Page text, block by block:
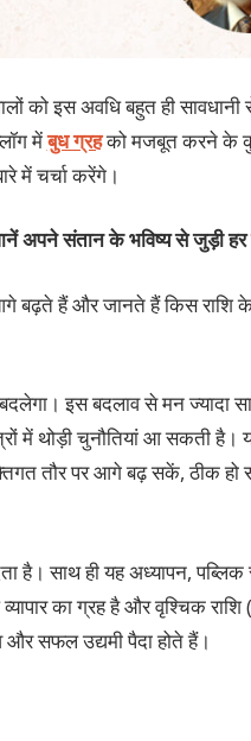
को इस अवधि बहुत ही
मेंबुध ग्रहको मजबूत करने के
में चर्चा करेंगे।
अपने संतान के भविष्य से जुड़ी हर
बढ़ते हैं और जानते हैं किस राशि
इस बदलाव से मन ज्यादा
में थोड़ी चुनौतियां आ सकती
तौर पर आगे बढ़ सकें, ठीक
साथ ही यह अध्यापन, पब्लिक
का ग्रह है और वृश्चिक राशि
और सफल उद्यमी पैदा होते हैं।